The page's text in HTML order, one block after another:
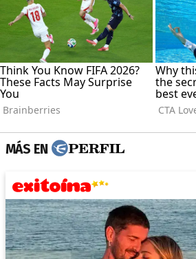
MÁS EN